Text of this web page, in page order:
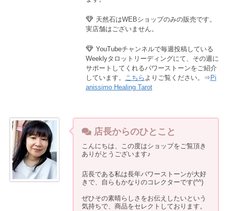
天然石はWEBショップのみの販売です。
実店舗はございません。
YouTubeチャンネルで毎週投稿している
Weeklyタロットリーディングにて、その週に
サポートしてくれるパワーストーンをご紹介
しています。
こちら よりご覧ください。⇒ Pi
anissimo Healing Tarot
店長からのひとこと
こんにちは、この度はショップをご覧頂き
ありがとうございます♪
店長である私は長年パワーストーンが大好
きで、自らもかなりのコレクターです(^^)
ぜひその素晴らしさをお伝えしたいという
気持ちで、商品をセレクトしております。